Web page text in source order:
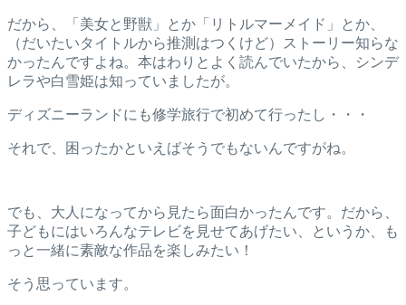
だから、「美女と野獣」とか「リトルマーメイド」とか、
（だいたいタイトルから推測はつくけど）ストーリー知らな
かったんですよね。本はわりとよく読んでいたから、シンデ
レラや白雪姫は知っていましたが。
ディズニーランドにも修学旅行で初めて行ったし・・・
それで、困ったかといえばそうでもないんですがね。
でも、大人になってから見たら面白かったんです。だから、
子どもにはいろんなテレビを見せてあげたい、というか、も
っと一緒に素敵な作品を楽しみたい！
そう思っています。